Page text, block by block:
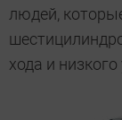
людей,
хода и